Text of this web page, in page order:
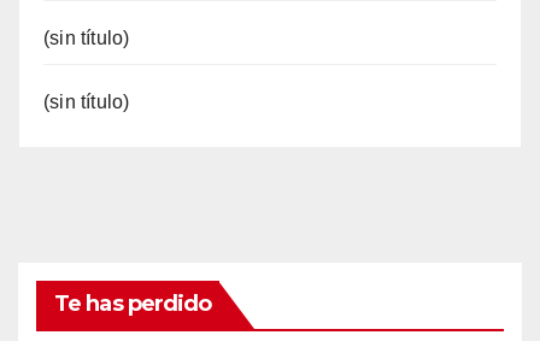
(sin título)
(sin título)
Te has perdido